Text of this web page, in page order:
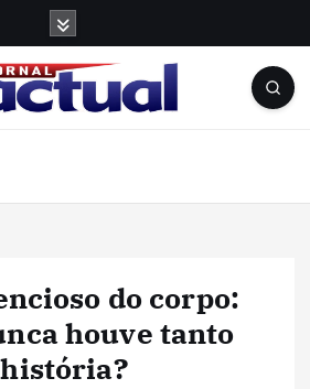
do corpo:
houve tanto